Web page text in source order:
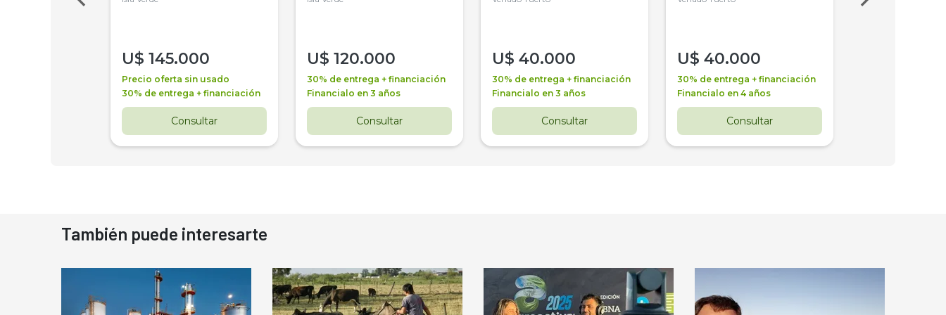
U$ 145.000
Precio oferta sin usado
30% de entrega + financiación
Consultar
U$ 120.000
30% de entrega + financiación
Financialo en 3 años
Consultar
U$ 40.000
30% de entrega + financiación
Financialo en 3 años
Consultar
U$ 40.000
30% de entrega + financiación
Financialo en 4 años
Consultar
También puede interesarte